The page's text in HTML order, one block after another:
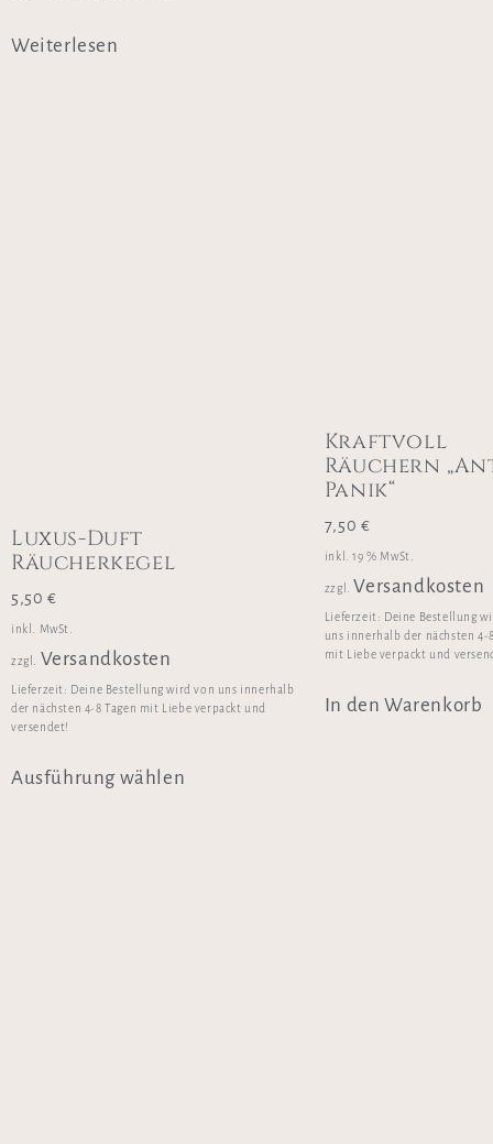
Weiterlesen
Luxus-Duft
Räucherkegel
5,50 €
inkl. MwSt.
zzgl. Versandkosten
Lieferzeit: Deine Bestellung wird von uns innerhalb
der nächsten 4-8 Tagen mit Liebe verpackt und
versendet!
Ausführung wählen
Kraftvoll
Räuchern
Panik“
7,50 €
inkl. 19 % MwSt.
zzgl. Versandkosten
Lieferzeit: Deine Bestellung
uns innerhalb der nächsten 4-
mit Liebe verpackt und
In den Warenkorb